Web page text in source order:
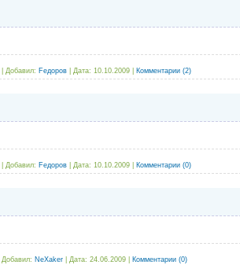
Добавил: Fедоров Дата: 10.10.2009 Комментарии (2)
Добавил: Fедоров Дата: 10.10.2009 Комментарии (0)
Добавил: NeXaker Дата: 24.06.2009 Комментарии (0)